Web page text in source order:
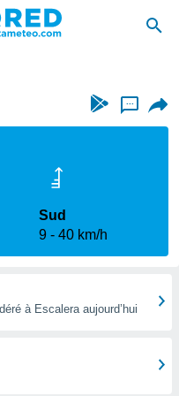
...
Sud
9
40 km/h
à Escalera aujourd’hui